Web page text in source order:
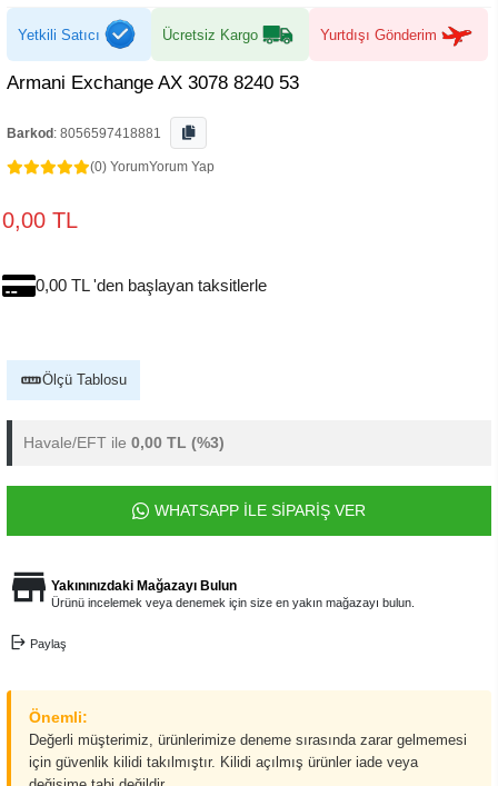
Yetkili Satıcı Ücretsiz Kargo Yurtdışı Gönderim
Armani Exchange AX 3078 8240 53
Barkod : 8056597418881
(0) YorumYorum Yap
0,00 TL
0,00 TL 'den başlayan taksitlerle
Ölçü Tablosu
Havale/EFT ile 0,00 TL (%3)
WHATSAPP İLE SİPARİŞ VER
Yakınınızdaki Mağazayı Bulun
Ürünü incelemek veya denemek için size en yakın mağazayı bulun.
Paylaş
Önemli:
Değerli müşterimiz, ürünlerimize deneme sırasında zarar gelmemesi
için güvenlik kilidi takılmıştır. Kilidi açılmış ürünler iade veya